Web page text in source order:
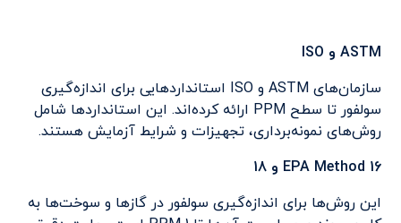
ASTM و ISO
سازمان‌های ASTM و ISO استانداردهایی برای اندازه‌گیری
سولفور تا سطح PPM ارائه کرده‌اند. این استانداردها شامل
روش‌های نمونه‌برداری، تجهیزات و شرایط آزمایش هستند.
EPA Method 16 و 18
این روش‌ها برای اندازه‌گیری سولفور در گازها و سوخت‌ها به